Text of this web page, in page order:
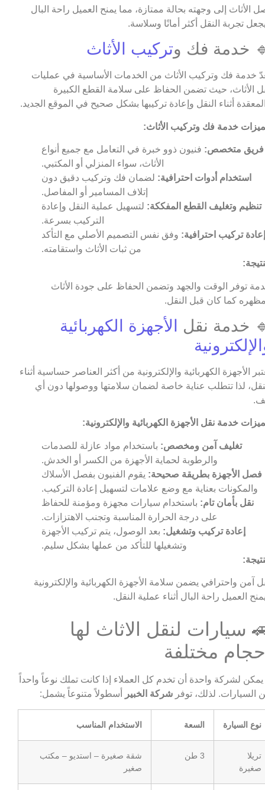
الأثاث إلى وجهته بحالة ممتازة، مما يمنح العميل راحة البال
تجربة النقل أكثر أمانًا وسلاسة.
خدمة فك وتركيب الأثاث
خدمة فك وتركيب الأثاث من الخدمات الأساسية في عمليات
الأثاث، حيث تضمن الحفاظ على سلامة القطع الكبيرة
أثناء النقل وإعادة تركيبها بشكل صحيح في الموقع الجديد.
خدمة فك وتركيب الأثاث:
فريق متخصص: فنيون ذوو خبرة في التعامل مع جميع أنواع
الأثاث، سواء المنزلي أو المكتبي.
استخدام أدوات احترافية: لضمان فك وتركيب دقيق دون
إتلاف المسامير أو المفاصل.
تنظيم وتغليف القطع المفككة: لتسهيل عملية النقل وإعادة
التركيب بسرعة.
إعادة تركيب احترافية: وفق نفس التصميم الأصلي مع التأكد
من ثبات الأثاث واستقامته.
توفر الوقت والجهد وتضمن الحفاظ على جودة الأثاث
كما كان قبل النقل.
خدمة نقل
الأجهزة الكهربائية
الأجهزة الكهربائية والإلكترونية من أكثر العناصر حساسية أثناء
لذا تتطلب عناية خاصة لضمان سلامتها ووصولها دون أي
خدمة نقل الأجهزة الكهربائية والإلكترونية:
تغليف آمن ومخصص: باستخدام مواد عازلة للصدمات
والرطوبة لحماية الأجهزة من الكسر أو الخدش.
فصل الأجهزة بطريقة صحيحة: يقوم الفنيون بفصل الأسلاك
والمكونات بعناية مع وضع علامات لتسهيل إعادة التركيب.
نقل بأمان تام: باستخدام سيارات مجهزة ومؤمنة للحفاظ
على درجة الحرارة المناسبة وتجنب الاهتزازات.
إعادة تركيب وتشغيل: بعد الوصول، يتم تركيب الأجهزة
وتشغيلها للتأكد من عملها بشكل سليم.
آمن واحترافي يضمن سلامة الأجهزة الكهربائية والإلكترونية
العميل راحة البال أثناء عملية النقل.
سيارات لنقل الاثاث لها
مختلفة
يمكن لشركة واحدة أن تخدم كل العملاء إذا كانت تملك نوعاً واحداً
السيارات. لذلك، توفر شركة الخبير أسطولاً متنوعاً يشمل:
نوع السيارة السعة الاستخدام المناسب
تريلا
صغيرة
3 طن
شقة صغيرة – استديو – مكتب
صغير